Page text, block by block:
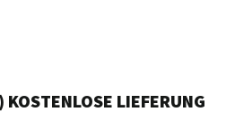
LIEFERUNG